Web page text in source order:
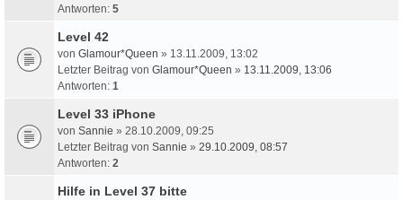
Antworten: 5
Level 42
von Glamour*Queen » 13.11.2009, 13:02
Letzter Beitrag von Glamour*Queen » 13.11.2009, 13:06
Antworten: 1
Level 33 iPhone
von Sannie » 28.10.2009, 09:25
Letzter Beitrag von Sannie » 29.10.2009, 08:57
Antworten: 2
Hilfe in Level 37 bitte